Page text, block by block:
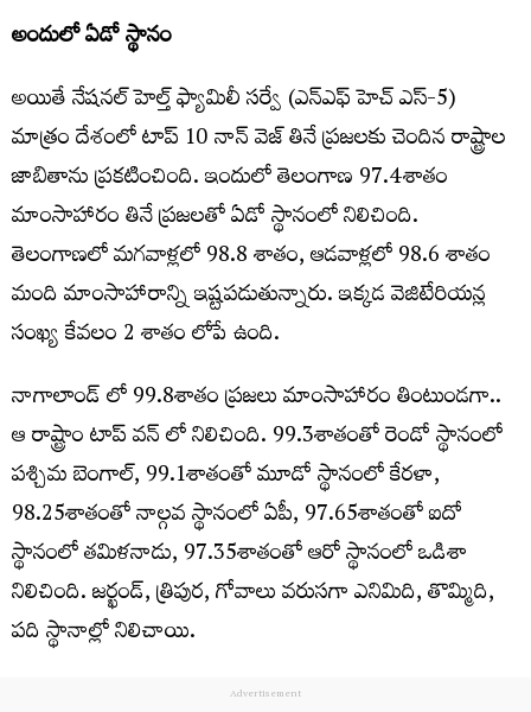
అందులో ఏడో స్థానం
అయితే నేషనల్ హెల్త్ ఫ్యామిలీ సర్వే (ఎన్ఎఫ్ హెచ్ ఎస్-5)
మాత్రం దేశంలో టాప్ 10 నాన్ వెజ్ తినే ప్రజలకు చెందిన రాష్ట్రాల
జాబితాను ప్రకటించింది. ఇందులో తెలంగాణ 97.4శాతం
మాంసాహారం తినే ప్రజలతో ఏడో స్థానంలో నిలిచింది.
తెలంగాణలో మగవాళ్లలో 98.8 శాతం, ఆడవాళ్లలో 98.6 శాతం
మంది మాంసాహారాన్ని ఇష్టపడుతున్నారు. ఇక్కడ వెజిటేరియన్ల
సంఖ్య కేవలం 2 శాతం లోపే ఉంది.
నాగాలాండ్ లో 99.8శాతం ప్రజలు మాంసాహారం తింటుండగా..
ఆ రాష్ట్రాం టాప్ వన్ లో నిలిచింది. 99.3శాతంతో రెండో స్థానంలో
పశ్చిమ బెంగాల్, 99.1శాతంతో మూడో స్థానంలో కేరళా,
98.25శాతంతో నాల్గవ స్థానంలో ఏపీ, 97.65శాతంతో ఐదో
స్థానంలో తమిళనాడు, 97.35శాతంతో ఆరో స్థానంలో ఒడిశా
నిలిచింది. జర్ఖండ్, త్రిపుర, గోవాలు వరుసగా ఎనిమిది, తొమ్మిది,
పది స్థానాల్లో నిలిచాయి.